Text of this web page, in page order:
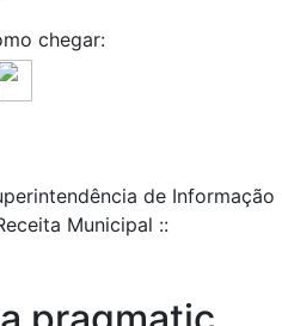
chegar:
de Informação
Municipal ::